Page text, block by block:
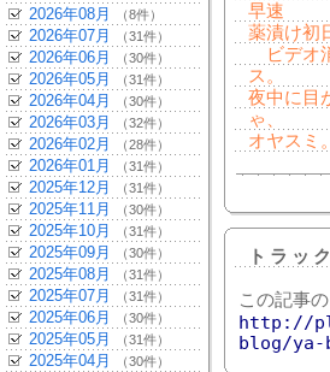
2026年08月 （8件）
2026年07月 （31件）
2026年06月 （30件）
2026年05月 （31件）
2026年04月 （30件）
2026年03月 （32件）
2026年02月 （28件）
2026年01月 （31件）
2025年12月 （31件）
2025年11月 （30件）
2025年10月 （31件）
2025年09月 （30件）
2025年08月 （31件）
2025年07月 （31件）
2025年06月 （30件）
2025年05月 （31件）
2025年04月 （30件）
早速
薬漬け初
ビデオ
ス。
夜中に目
ゃ、
オヤスミ
トラッ
この記事
http://
blog/ya-